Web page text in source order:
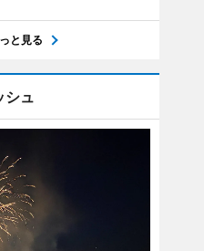
と見る
シュ